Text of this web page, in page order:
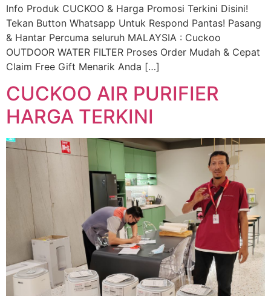
Info Produk CUCKOO & Harga Promosi Terkini Disini!
Tekan Button Whatsapp Untuk Respond Pantas! Pasang
& Hantar Percuma seluruh MALAYSIA : Cuckoo
OUTDOOR WATER FILTER Proses Order Mudah & Cepat
Claim Free Gift Menarik Anda […]
CUCKOO AIR PURIFIER
HARGA TERKINI